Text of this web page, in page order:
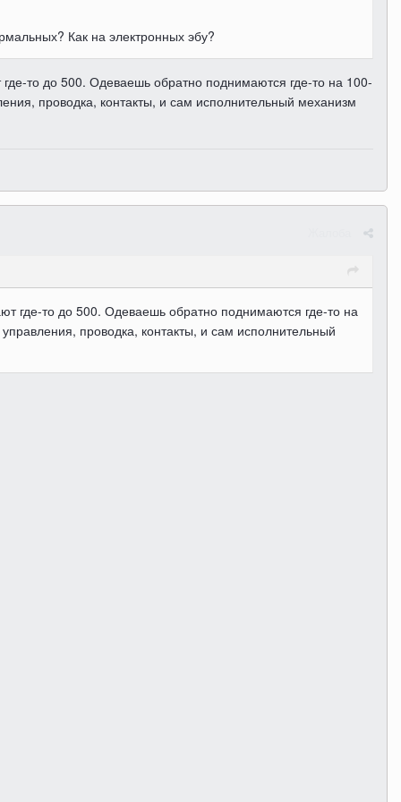
Как на электронных эбу?
то до 500. Одеваешь обратно поднимаются где-то на 100-
проводка, контакты, и сам исполнительный механизм
где-то до 500. Одеваешь обратно поднимаются где-то на
проводка, контакты, и сам исполнительный